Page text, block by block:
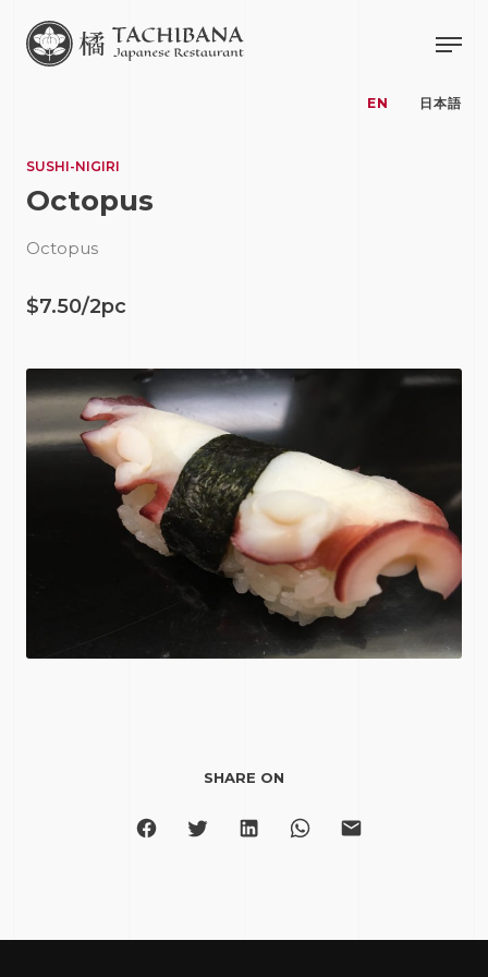
EN 日本語
SUSHI-NIGIRI
Octopus
Octopus
$7.50/2pc
SHARE ON